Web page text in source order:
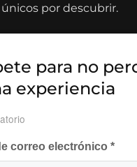
únicos por descubrir.
para no
experiencia
correo electrónico *